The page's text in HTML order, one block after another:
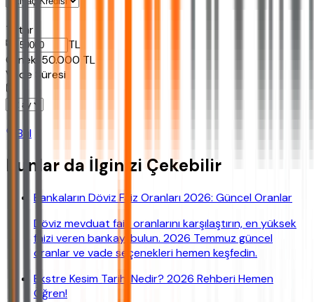
Tutar
TL
Ornek: 50.000 TL
Vade Süresi
Bul
Bunlar da İlginizi Çekebilir
Bankaların Döviz Faiz Oranları 2026: Güncel Oranlar
Döviz mevduat faiz oranlarını karşılaştırın, en yüksek
faizi veren bankayı bulun. 2026 Temmuz güncel
oranlar ve vade seçenekleri hemen keşfedin.
Ekstre Kesim Tarihi Nedir? 2026 Rehberi Hemen
Öğren!